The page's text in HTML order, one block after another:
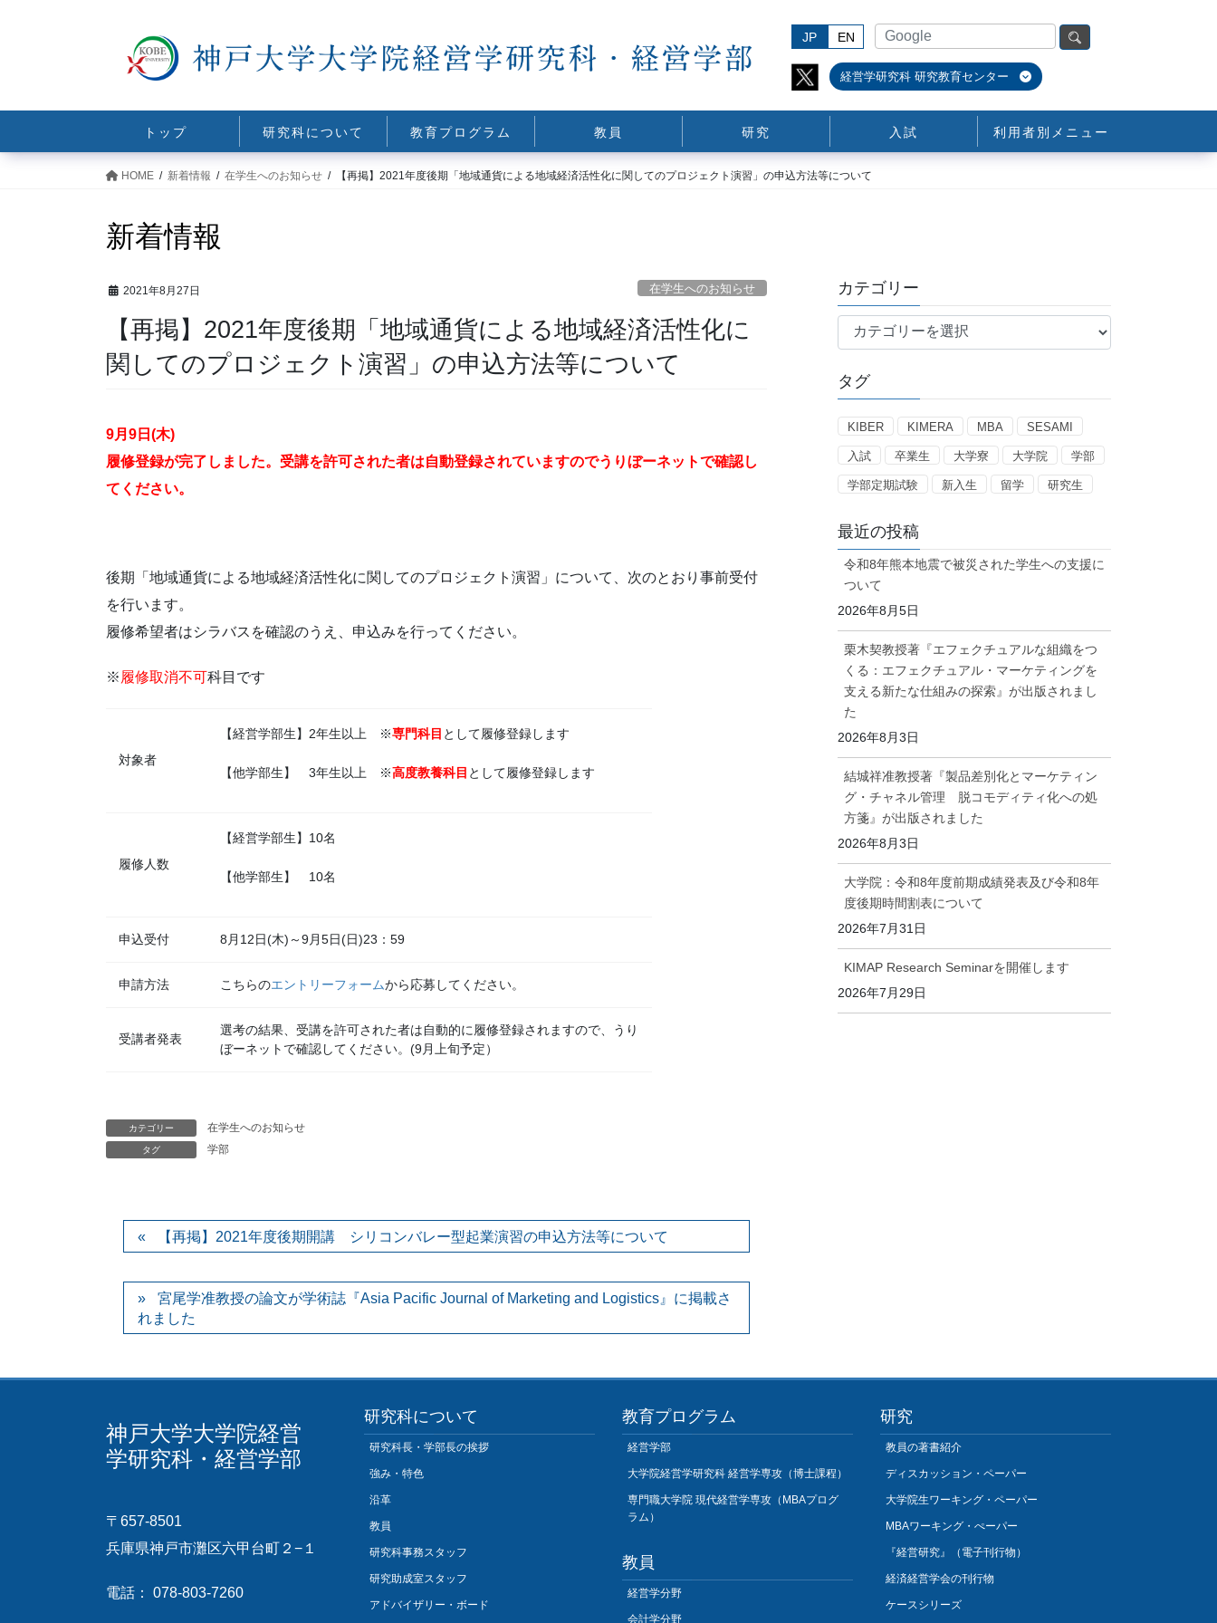
JP EN
経営学研究科 研究教育センター
トップ 研究科について 教育プログラム 教員 研究 入試 利用者別メニュー
HOME 新着情報 在学生へのお知らせ 【再掲】2021年度後期「地域通貨による地域経済活性化に関してのプロジェクト演習」の申込方法等について
新着情報
2021年8月27日 在学生へのお知らせ
【再掲】2021年度後期「地域通貨による地域経済活性化に
関してのプロジェクト演習」の申込方法等について
9月9日(木)
履修登録が完了しました。受講を許可された者は自動登録されていますのでうりぼーネットで確認し
てください。
後期「地域通貨による地域経済活性化に関してのプロジェクト演習」について、次のとおり事前受付
を行います。
履修希望者はシラバスを確認のうえ、申込みを行ってください。
※ 履修取消不可科目です
対象者
【経営学部生】2年生以上 ※専門科目 として履修登録します
【他学部生】 3年生以上 ※高度教養科目 として履修登録します
履修人数
【経営学部生】10名
【他学部生】 10名
申込受付 8月12日(木)～9月5日(日)23：59
申請方法 こちらのエントリーフォームから応募してください。
受講者発表
選考の結果、受講を許可された者は自動的に履修登録されますので、うり
ぼーネットで確認してください。(9月上旬予定）
カテゴリー 在学生へのお知らせ
タグ 学部
【再掲】2021年度後期開講 シリコンバレー型起業演習の申込方法等について
宮尾学准教授の論文が学術誌『Asia Pacific Journal of Marketing and Logistics』に掲載さ
れました
カテゴリー
テ
リ
タグ
KIBER KIMERA MBA SESAMI
入試 卒業生 大学寮 大学院 学部
学部定期試験 新入生 留学 研究生
最近の投稿
令和8年熊本地震で被災された学生への支援に
ついて
2026年8月5日
栗木契教授著『エフェクチュアルな組織をつ
くる：エフェクチュアル・マーケティングを
支える新たな仕組みの探索』が出版されまし
た
2026年8月3日
結城祥准教授著『製品差別化とマーケティン
グ・チャネル管理 脱コモディティ化への処
方箋』が出版されました
2026年8月3日
大学院：令和8年度前期成績発表及び令和8年
度後期時間割表について
2026年7月31日
KIMAP Research Seminarを開催します
2026年7月29日
神戸大学大学院経営
学研究科・経営学部
〒657-8501
兵庫県神戸市灘区六甲台町２−１
電話： 078-803-7260
研究科について
研究科長・学部長の挨拶
強み・特色
沿革
教員
研究科事務スタッフ
研究助成室スタッフ
アドバイザリー・ボード
教育プログラム
経営学部
大学院経営学研究科 経営学専攻（博士課程）
専門職大学院 現代経営学専攻（MBAプログ
ラム）
教員
経営学分野
会計学分野
研究
教員の著書紹介
ディスカッション・ペーパー
大学院生ワーキング・ペーパー
MBAワーキング・ぺーパー
『経営研究』（電子刊行物）
経済経営学会の刊行物
ケースシリーズ